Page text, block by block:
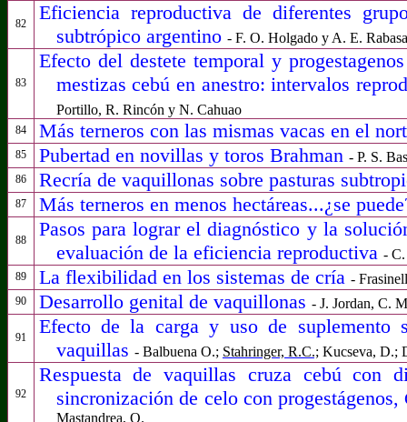
82
Eficiencia reproductiva de diferentes
subtrópico argentino - F. O. Holgado y A. E. Rabasa
83
Efecto del destete temporal y
mestizas cebú en anestro: intervalos
Portillo, R. Rincón y N. Cahuao
84 Más terneros con las mismas vacas en el
85 Pubertad en novillas y toros Brahman - P. S.
86 Recría de vaquillonas sobre pasturas
87 Más terneros en menos hectáreas...¿se
88
Pasos para lograr el diagnóstico y la
evaluación de la eficiencia reproductiva - C.
89 La flexibilidad en los sistemas de cría -
90 Desarrollo genital de vaquillonas - J. Jordan, C.
91
Efecto de la carga y uso de suplemento
vaquillas - Balbuena O.; Stahringer, R.C.; Kucseva, D.;
92
Respuesta de vaquillas cruza cebú con
sincronización de celo con progestágenos,
Mastandrea, O.